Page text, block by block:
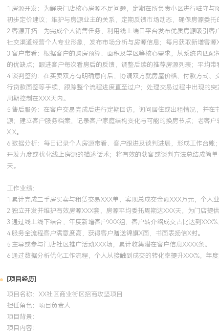
于日常交易，在合同撰写与条款解释上更加规范专业，有效规避了X
提升了客户信任度与交易安全性。
1.房源开发：为解决门店核心房源不足问题，定期在所负责小区进行驻守
初步定价建议；维护与房源业主的关系，定期反馈市场动态，确保房源委
2.客源开拓：为完成个人销售任务，利用线上端口平台发布优质房源吸引
社交渠道经营个人专业形象，发布市场分析与房源信息；每月获取新增客源
3.客户带看：根据客户的购房预算、面积及学区等核心需求，从系统内匹
的优缺点；跟进客户每次看房后的反馈，调整后续的推荐房源列表；平均
4.谈判签约：在买卖双方有明确意向后，协调双方就房屋价格、付款方式
行贷款面签等手续，跟踪整个流程进度直至过户；处理交易过程中出现的
周期控制在XXX天内。
5.售后服务：在客户交易完成后进行定期回访，询问居住或出租情况，并
源；建立客户服务档案，记录客户家庭结构变化与可能的换房节点；老客
X.X。
6.数据分析：每日记录个人房源带看、客户跟进及谈判进展，形成工作台
开发力度或优化线上房源的描述话术；将有效的获客或谈判方法总结成简
天。
工作业绩：
1.累计完成二手房买卖与租赁交易XXX单，实现总成交金额XXX万元，个人
2.独立开发并维护有效房源XXX套，房源平均委托周期达XXX天，为门店提
3.通过线上线下结合，年度新增客户XXX组，客户转介绍成交占比达到
4.服务全流程客户满意度高，获得客户赠送锦旗X面，书面表扬信X封。
5.主导或参与门店社区推广活动XXX场，累计收集潜在客户信息XXXX条。
6.通过数据分析优化工作流程，个人从接触到成交的转化率提升XXX%，年
[项目经历]
项目名称：XX社区商业街区招商攻坚项目
担任角色： 项目负责人
项目背景：
项目内容：